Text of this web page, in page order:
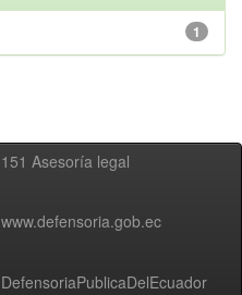
1
151 Asesoría legal
www.defensoria.gob.ec
DefensoriaPublicaDelEcuador